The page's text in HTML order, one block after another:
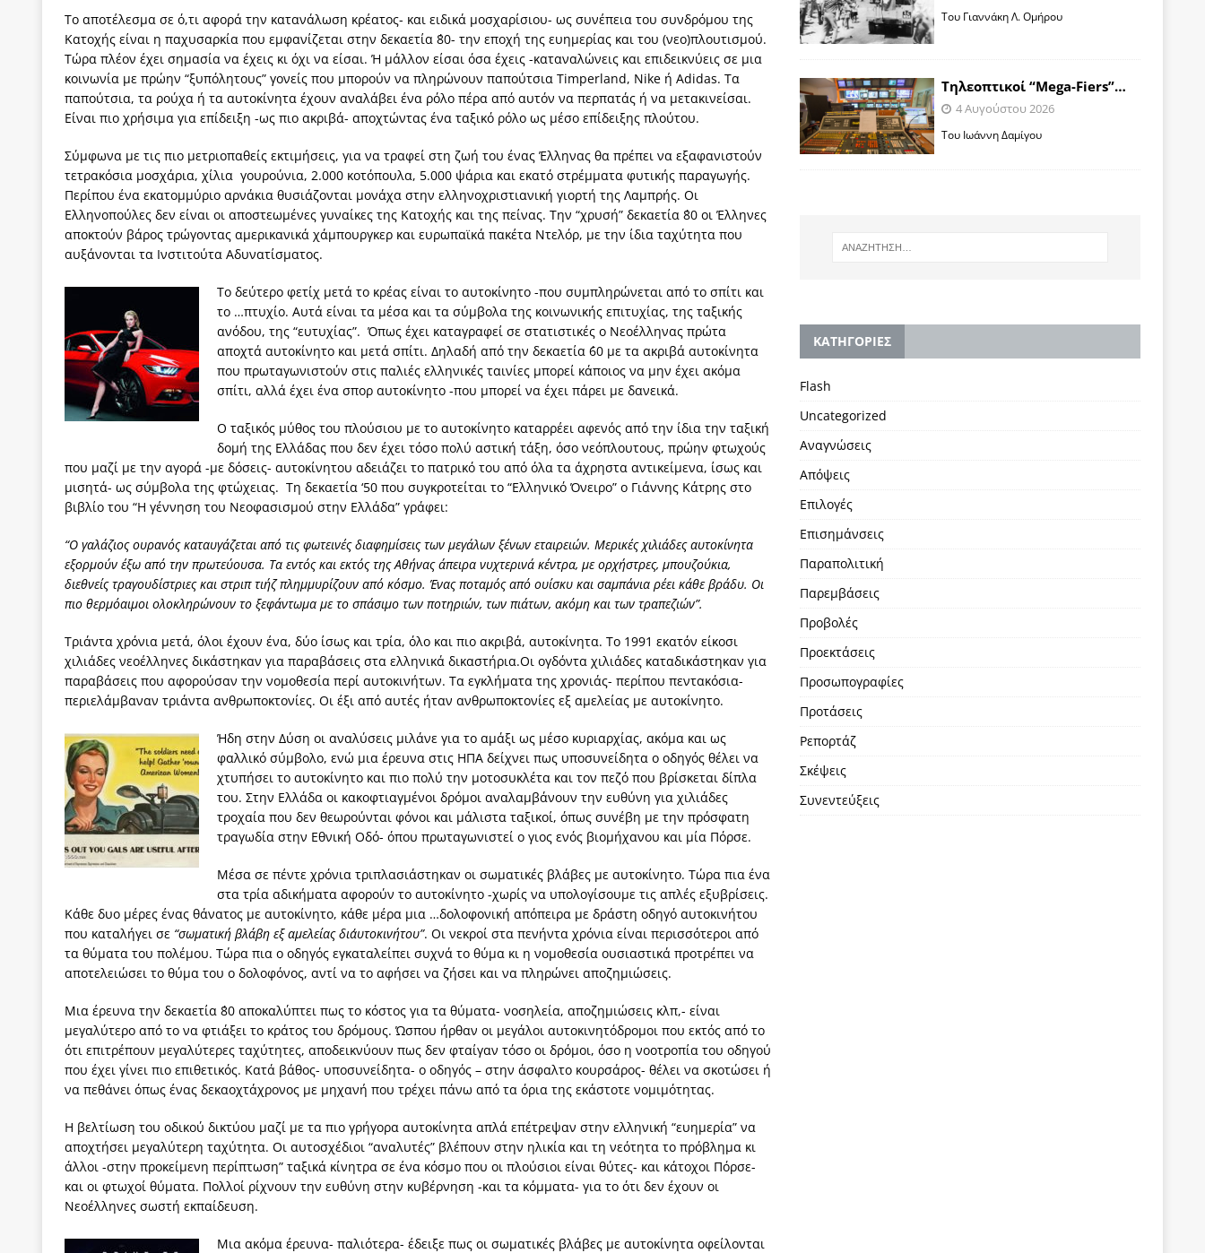
Το αποτέλεσμα σε ό,τι αφορά την κατανάλωση κρέατος- και ειδικά μοσχαρίσιου- ως συνέπεια του συνδρόμου της
Κατοχής είναι η παχυσαρκία που εμφανίζεται στην δεκαετία ΄80- την εποχή της ευημερίας και του (νεο)πλουτισμού.
Τώρα πλέον έχει σημασία να έχεις κι όχι να είσαι. Ή μάλλον είσαι όσα έχεις -καταναλώνεις και επιδεικνύεις σε μια
κοινωνία με πρώην “ξυπόλητους” γονείς που μπορούν να πληρώνουν παπούτσια Timperland, Nike ή Adidas. Τα
παπούτσια, τα ρούχα ή τα αυτοκίνητα έχουν αναλάβει ένα ρόλο πέρα από αυτόν να περπατάς ή να μετακινείσαι.
Είναι πιο χρήσιμα για επίδειξη -ως πιο ακριβά- αποχτώντας ένα ταξικό ρόλο ως μέσο επίδειξης πλούτου.
Σύμφωνα με τις πιο μετριοπαθείς εκτιμήσεις, για να τραφεί στη ζωή του ένας Έλληνας θα πρέπει να εξαφανιστούν
τετρακόσια μοσχάρια, χίλια γουρούνια, 2.000 κοτόπουλα, 5.000 ψάρια και εκατό στρέμματα φυτικής παραγωγής.
Περίπου ένα εκατομμύριο αρνάκια θυσιάζονται μονάχα στην ελληνοχριστιανική γιορτή της Λαμπρής. Οι
Ελληνοπούλες δεν είναι οι αποστεωμένες γυναίκες της Κατοχής και της πείνας. Την “χρυσή” δεκαετία ΄80 οι Έλληνες
αποκτούν βάρος τρώγοντας αμερικανικά χάμπουργκερ και ευρωπαϊκά πακέτα Ντελόρ, με την ίδια ταχύτητα που
αυξάνονται τα Ινστιτούτα Αδυνατίσματος.
Το δεύτερο φετίχ μετά το κρέας είναι το αυτοκίνητο -που συμπληρώνεται από το σπίτι και
το …πτυχίο. Αυτά είναι τα μέσα και τα σύμβολα της κοινωνικής επιτυχίας, της ταξικής
ανόδου, της “ευτυχίας”. Όπως έχει καταγραφεί σε στατιστικές ο Νεοέλληνας πρώτα
αποχτά αυτοκίνητο και μετά σπίτι. Δηλαδή από την δεκαετία ΄60 με τα ακριβά αυτοκίνητα
που πρωταγωνιστούν στις παλιές ελληνικές ταινίες μπορεί κάποιος να μην έχει ακόμα
σπίτι, αλλά έχει ένα σπορ αυτοκίνητο -που μπορεί να έχει πάρει με δανεικά.
Ο ταξικός μύθος του πλούσιου με το αυτοκίνητο καταρρέει αφενός από την ίδια την ταξική
δομή της Ελλάδας που δεν έχει τόσο πολύ αστική τάξη, όσο νεόπλουτους, πρώην φτωχούς
που μαζί με την αγορά -με δόσεις- αυτοκίνητου αδειάζει το πατρικό του από όλα τα άχρηστα αντικείμενα, ίσως και
μισητά- ως σύμβολα της φτώχειας. Τη δεκαετία ‘50 που συγκροτείται το “Ελληνικό Όνειρο” ο Γιάννης Κάτρης στο
βιβλίο του “Η γέννηση του Νεοφασισμού στην Ελλάδα” γράφει:
“Ο γαλάζιος ουρανός καταυγάζεται από τις φωτεινές διαφημίσεις των μεγάλων ξένων εταιρειών. Μερικές χιλιάδες αυτοκίνητα
εξορμούν έξω από την πρωτεύουσα. Τα εντός και εκτός της Αθήνας άπειρα νυχτερινά κέντρα, με ορχήστρες, μπουζούκια,
διεθνείς τραγουδίστριες και στριπ τιήζ πλημμυρίζουν από κόσμο. Ένας ποταμός από ουίσκυ και σαμπάνια ρέει κάθε βράδυ. Οι
πιο θερμόαιμοι ολοκληρώνουν το ξεφάντωμα με το σπάσιμο των ποτηριών, των πιάτων, ακόμη και των τραπεζιών”.
Τριάντα χρόνια μετά, όλοι έχουν ένα, δύο ίσως και τρία, όλο και πιο ακριβά, αυτοκίνητα. Το 1991 εκατόν είκοσι
χιλιάδες νεοέλληνες δικάστηκαν για παραβάσεις στα ελληνικά δικαστήρια.Οι ογδόντα χιλιάδες καταδικάστηκαν για
παραβάσεις που αφορούσαν την νομοθεσία περί αυτοκινήτων. Τα εγκλήματα της χρονιάς- περίπου πεντακόσια-
περιελάμβαναν τριάντα ανθρωποκτονίες. Οι έξι από αυτές ήταν ανθρωποκτονίες εξ αμελείας με αυτοκίνητο.
Ήδη στην Δύση οι αναλύσεις μιλάνε για το αμάξι ως μέσο κυριαρχίας, ακόμα και ως
φαλλικό σύμβολο, ενώ μια έρευνα στις ΗΠΑ δείχνει πως υποσυνείδητα ο οδηγός θέλει να
χτυπήσει το αυτοκίνητο και πιο πολύ την μοτοσυκλέτα και τον πεζό που βρίσκεται δίπλα
του. Στην Ελλάδα οι κακοφτιαγμένοι δρόμοι αναλαμβάνουν την ευθύνη για χιλιάδες
τροχαία που δεν θεωρούνται φόνοι και μάλιστα ταξικοί, όπως συνέβη με την πρόσφατη
τραγωδία στην Εθνική Οδό- όπου πρωταγωνιστεί ο γιος ενός βιομήχανου και μία Πόρσε.
Μέσα σε πέντε χρόνια τριπλασιάστηκαν οι σωματικές βλάβες με αυτοκίνητο. Τώρα πια ένα
στα τρία αδικήματα αφορούν το αυτοκίνητο -χωρίς να υπολογίσουμε τις απλές εξυβρίσεις.
Κάθε δυο μέρες ένας θάνατος με αυτοκίνητο, κάθε μέρα μια …δολοφονική απόπειρα με δράστη οδηγό αυτοκινήτου
που καταλήγει σε “σωματική βλάβη εξ αμελείας δι΄αυτοκινήτου”. Οι νεκροί στα πενήντα χρόνια είναι περισσότεροι από
τα θύματα του πολέμου. Τώρα πια ο οδηγός εγκαταλείπει συχνά το θύμα κι η νομοθεσία ουσιαστικά προτρέπει να
αποτελειώσει το θύμα του ο δολοφόνος, αντί να το αφήσει να ζήσει και να πληρώνει αποζημιώσεις.
Μια έρευνα την δεκαετία ΄80 αποκαλύπτει πως το κόστος για τα θύματα- νοσηλεία, αποζημιώσεις κλπ,- είναι
μεγαλύτερο από το να φτιάξει το κράτος του δρόμους. Ώσπου ήρθαν οι μεγάλοι αυτοκινητόδρομοι που εκτός από το
ότι επιτρέπουν μεγαλύτερες ταχύτητες, αποδεικνύουν πως δεν φταίγαν τόσο οι δρόμοι, όσο η νοοτροπία του οδηγού
που έχει γίνει πιο επιθετικός. Κατά βάθος- υποσυνείδητα- ο οδηγός – στην άσφαλτο κουρσάρος- θέλει να σκοτώσει ή
να πεθάνει όπως ένας δεκαοχτάχρονος με μηχανή που τρέχει πάνω από τα όρια της εκάστοτε νομιμότητας.
Η βελτίωση του οδικού δικτύου μαζί με τα πιο γρήγορα αυτοκίνητα απλά επέτρεψαν στην ελληνική “ευημερία” να
αποχτήσει μεγαλύτερη ταχύτητα. Οι αυτοσχέδιοι “αναλυτές” βλέπουν στην ηλικία και τη νεότητα το πρόβλημα κι
άλλοι -στην προκείμενη περίπτωση” ταξικά κίνητρα σε ένα κόσμο που οι πλούσιοι είναι θύτες- και κάτοχοι Πόρσε-
και οι φτωχοί θύματα. Πολλοί ρίχνουν την ευθύνη στην κυβέρνηση -και τα κόμματα- για το ότι δεν έχουν οι
Νεοέλληνες σωστή εκπαίδευση.
Μια ακόμα έρευνα- παλιότερα- έδειξε πως οι σωματικές βλάβες με αυτοκίνητα οφείλονται
Toυ Γιαννάκη Λ. Ομήρου
Tηλεοπτικοί “Mega-Fiers”…
4 Αυγούστου 2026
Toυ Ιωάννη Δαμίγου
KΑΤΗΓΟΡΙΕΣ
Flash
Uncategorized
Αναγνώσεις
Απόψεις
Επιλογές
Επισημάνσεις
Παραπολιτική
Παρεμβάσεις
Προβολές
Προεκτάσεις
Προσωπογραφίες
Προτάσεις
Ρεπορτάζ
Σκέψεις
Συνεντεύξεις